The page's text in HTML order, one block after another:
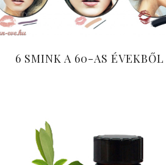
6 SMINK A 60-AS ÉVEKBŐL